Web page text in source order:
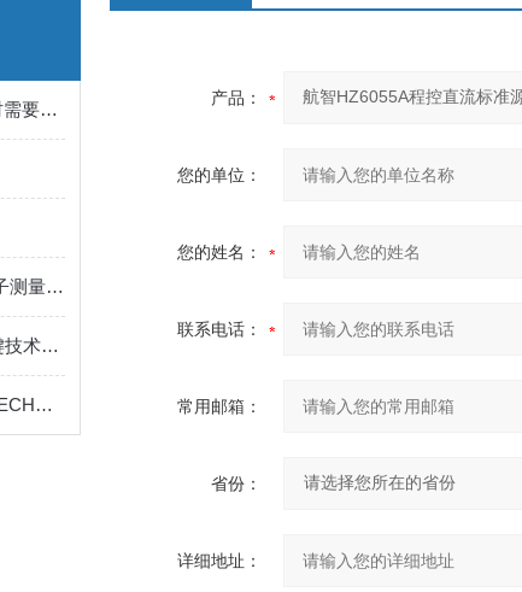
GL240数据记录仪在选择时需要考虑哪些问题呢
DLM3054横河示波器是电子测量的设备
模拟信号采集反馈系统关键技术特点
战“疫”我们能做什么？—ITECH医疗电子领域测试解决方案
产品：
您的单位：
您的姓名：
联系电话：
常用邮箱：
省份：
详细地址：